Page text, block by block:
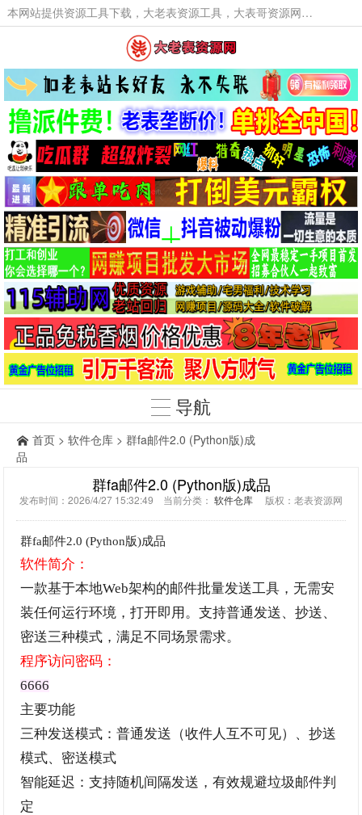
本网站提供资源工具下载，大老表资源工具，大表哥资源网软件工具，大老表资源下载，活动线报福利资源分享,活动线报，大型网游经典游戏，网络热门技术游戏辅助交流与分享。
导航
首页 > 软件仓库 > 群fa邮件2.0 (Python版)成
品
群fa邮件2.0 (Python版)成品
发布时间：2026/4/27 15:32:49 当前分类： 软件仓库 版权：老表资源网
群fa邮件2.0 (Python版)成品
软件简介：
一款基于本地Web架构的邮件批量发送工具，无需安
装任何运行环境，打开即用。支持普通发送、抄送、
密送三种模式，满足不同场景需求。
程序访问密码：
6666
主要功能
三种发送模式：普通发送（收件人互不可见）、抄送
模式、密送模式
智能延迟：支持随机间隔发送，有效规避垃圾邮件判
定